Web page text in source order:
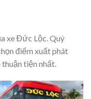
xe Đức Lộc. Quý
điểm xuất phát
tiện nhất.